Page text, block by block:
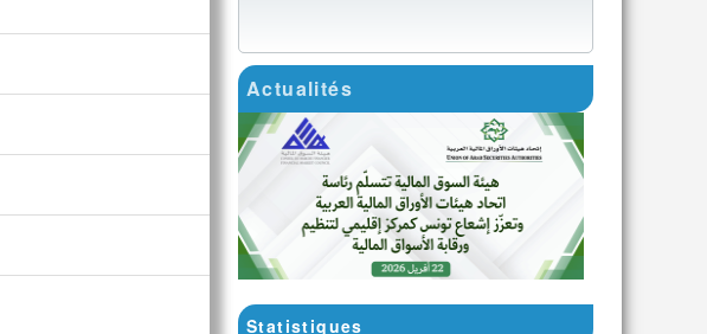
Actualités
Statistiques